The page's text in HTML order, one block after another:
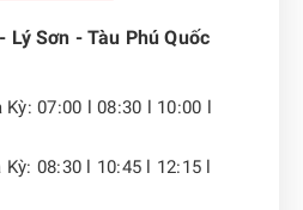
Lý Sơn - Tàu Phú Quốc
Kỳ: 07:00 l 08:30 l 10:00 l
Kỳ: 08:30 l 10:45 l 12:15 l